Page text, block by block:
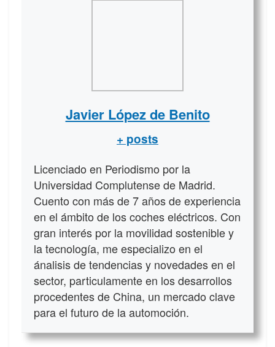
Javier López de Benito
+ posts
Licenciado en Periodismo por la
Universidad Complutense de Madrid.
Cuento con más de 7 años de experiencia
en el ámbito de los coches eléctricos. Con
gran interés por la movilidad sostenible y
la tecnología, me especializo en el
ánalisis de tendencias y novedades en el
sector, particulamente en los desarrollos
procedentes de China, un mercado clave
para el futuro de la automoción.